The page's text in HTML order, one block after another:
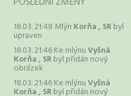
18.03. 21:48 Mlýn Korňa , SRbyl
upraven
18.03. 21:46 Ke mlýnuVyšná
Korňa , SRbyl přidán nový
obrázek
18.03. 21:46 Ke mlýnuVyšná
Korňa , SRbyl přidán nový